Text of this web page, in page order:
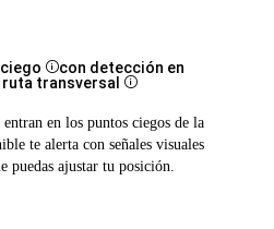
Disclosure
con detección en
ruta transversal Disclosure
en los puntos ciegos de la
te alerta con señales visuales
puedas ajustar tu posición.